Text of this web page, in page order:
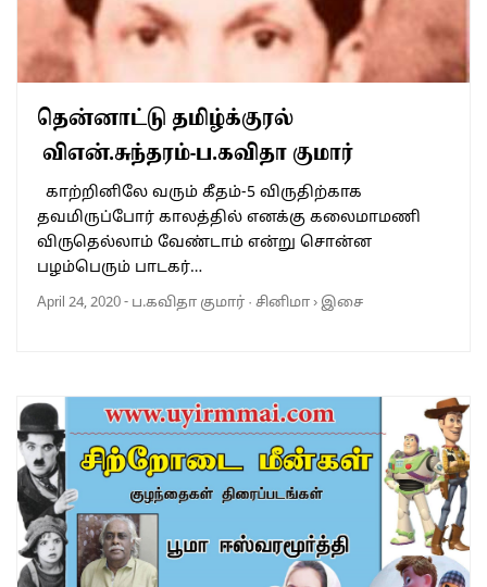
தென்னாட்டு தமிழ்க்குரல்
விஎன்.சுந்தரம்-ப.கவிதா குமார்
காற்றினிலே வரும் கீதம்-5 விருதிற்காக
தவமிருப்போர் காலத்தில் எனக்கு கலைமாமணி
விருதெல்லாம் வேண்டாம் என்று சொன்ன
பழம்பெரும் பாடகர்…
April 24, 2020- ப.கவிதா குமார் · சினிமா› இசை